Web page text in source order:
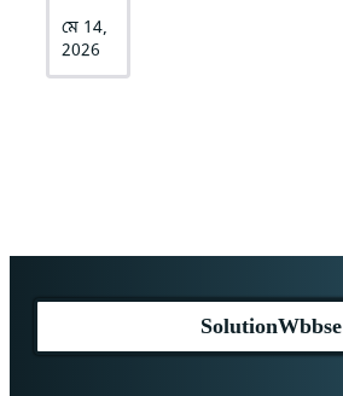
মে 14,
2026
SolutionWbbse